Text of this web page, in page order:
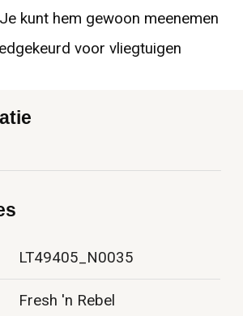
kunt hem gewoon meenemen
voor vliegtuigen
LT49405_N0035
Fresh 'n Rebel